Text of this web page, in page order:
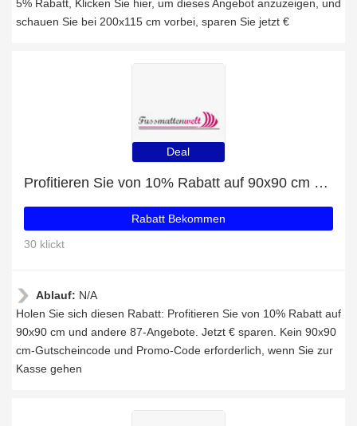
5% Rabatt, Klicken Sie hier, um dieses Angebot anzuzeigen, und
schauen Sie bei 200x115 cm vorbei, sparen Sie jetzt €
Deal
Profitieren Sie von 10% Rabatt auf 90x90 cm und andere 87-Angebote
Rabatt Bekommen
30 klickt
Ablauf: N/A
Holen Sie sich diesen Rabatt: Profitieren Sie von 10% Rabatt auf
90x90 cm und andere 87-Angebote. Jetzt € sparen. Kein 90x90
cm-Gutscheincode und Promo-Code erforderlich, wenn Sie zur
Kasse gehen